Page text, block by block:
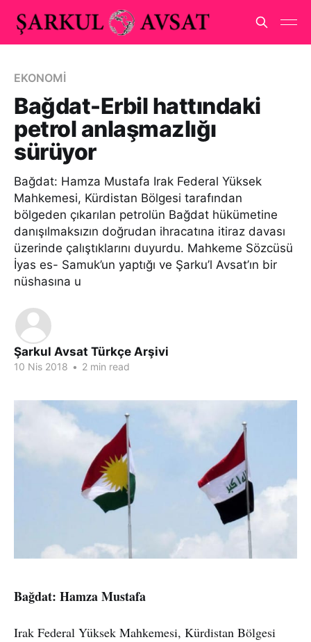
EKONOMİ
Bağdat-Erbil hattındaki
petrol anlaşmazlığı
sürüyor
Bağdat: Hamza Mustafa Irak Federal Yüksek
Mahkemesi, Kürdistan Bölgesi tarafından
bölgeden çıkarılan petrolün Bağdat hükümetine
danışılmaksızın doğrudan ihracatına itiraz davası
üzerinde çalıştıklarını duyurdu. Mahkeme Sözcüsü
İyas es- Samuk’un yaptığı ve Şarku’l Avsat’ın bir
nüshasına u
Şarkul Avsat Türkçe Arşivi
10 Nis 2018 • 2 min read
Bağdat: Hamza Mustafa
Irak Federal Yüksek Mahkemesi, Kürdistan Bölgesi